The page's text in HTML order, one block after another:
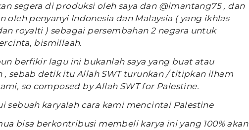
segera di produksi oleh saya dan @imantang75 , dan
oleh penyanyi Indonesia dan Malaysia ( yang ikhlas
royalti ) sebagai persembahan 2 negara untuk
bismillaah.
berfikir lagu ini bukanlah saya yang buat atau
, sebab detik itu Allah SWT turunkan / titipkan ilham
so composed by Allah SWT for Palestine.
sebuah karyalah cara kami mencintai Palestine
bisa berkontribusi membeli karya ini yang 100% akan